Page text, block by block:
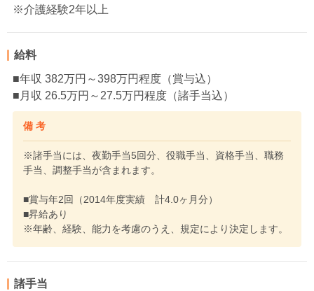
※介護経験2年以上
給料
■年収 382万円～398万円程度（賞与込）
■月収 26.5万円～27.5万円程度（諸手当込）
備 考
※諸手当には、夜勤手当5回分、役職手当、資格手当、職務
手当、調整手当が含まれます。
■賞与年2回（2014年度実績 計4.0ヶ月分）
■昇給あり
※年齢、経験、能力を考慮のうえ、規定により決定します。
諸手当